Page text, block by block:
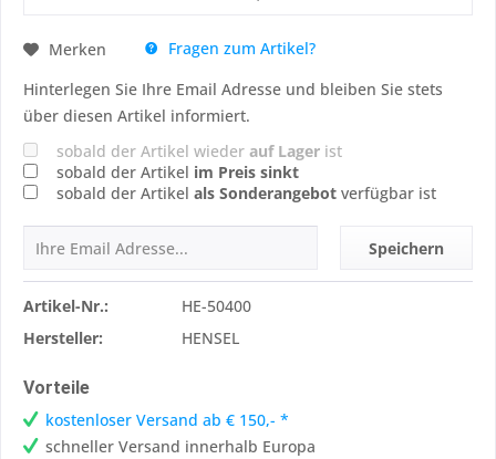
Merken
Fragen zum Artikel?
Hinterlegen Sie Ihre Email Adresse und bleiben Sie stets
über diesen Artikel informiert.
sobald der Artikel wieder auf Lager ist
sobald der Artikel im Preis sinkt
sobald der Artikel als Sonderangebot verfügbar ist
Speichern
Artikel-Nr.:
HE-50400
Hersteller:
HENSEL
Vorteile
kostenloser Versand ab € 150,- *
schneller Versand innerhalb Europa